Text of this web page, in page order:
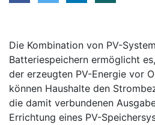
Die Kombination von PV-
Batteriespeichern ermöglicht
der erzeugten PV-Energie vor
können Haushalte den
die damit verbundenen
Errichtung eines PV-